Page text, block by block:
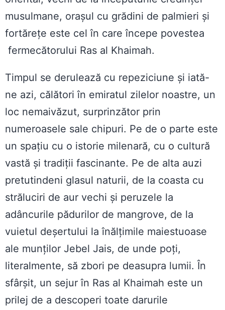
musulmane, orașul cu grădini de palmieri și
fortărețe este cel în care începe povestea
fermecătorului Ras al Khaimah.
Timpul se derulează cu repeziciune și iată-
ne azi, călători în emiratul zilelor noastre, un
loc nemaivăzut, surprinzător prin
numeroasele sale chipuri. Pe de o parte este
un spațiu cu o istorie milenară, cu o cultură
vastă și tradiții fascinante. Pe de alta auzi
pretutindeni glasul naturii, de la coasta cu
străluciri de aur vechi și peruzele la
adâncurile pădurilor de mangrove, de la
vuietul deșertului la înălțimile maiestuoase
ale munților Jebel Jais, de unde poți,
literalmente, să zbori pe deasupra lumii. În
sfârșit, un sejur în Ras al Khaimah este un
prilej de a descoperi toate darurile